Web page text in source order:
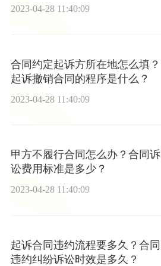
2023-04-28 11:40:09
合同约定起诉方所在地怎么填？
起诉撤销合同的程序是什么？
2023-04-28 11:40:09
甲方不履行合同怎么办？合同诉
讼费用标准是多少？
2023-04-28 11:40:09
起诉合同违约流程要多久？合同
违约纠纷诉讼时效是多久？